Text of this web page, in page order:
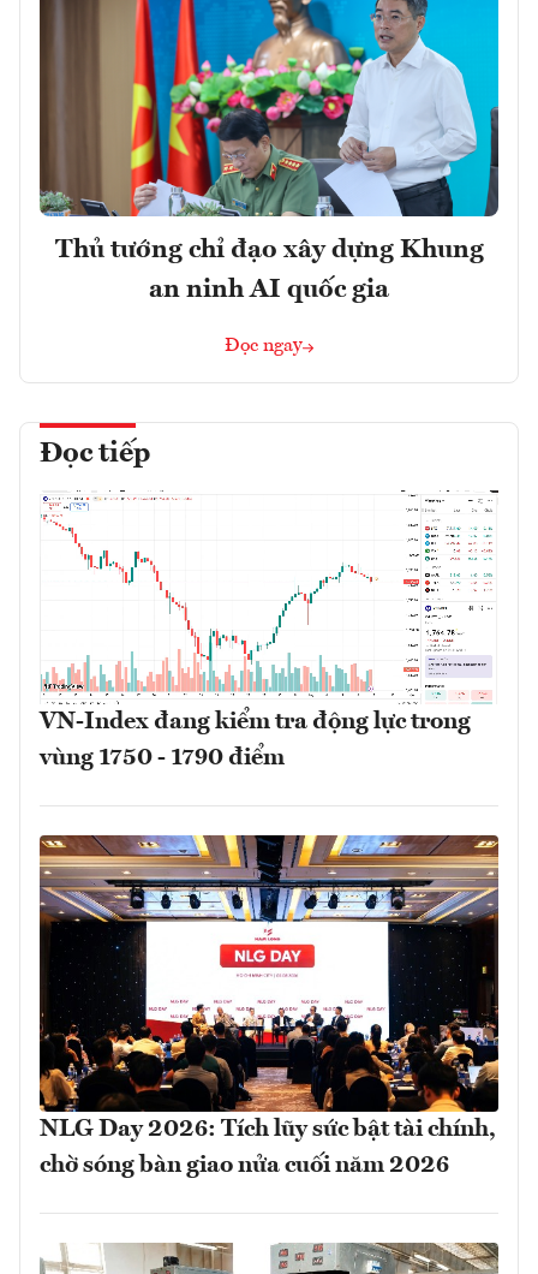
Thủ tướng chỉ đạo xây dựng Khung
an ninh AI quốc gia
Đọc ngay
Đọc tiếp
VN-Index đang kiểm tra động lực trong
vùng 1750 - 1790 điểm
NLG Day 2026: Tích lũy sức bật tài chính,
chờ sóng bàn giao nửa cuối năm 2026